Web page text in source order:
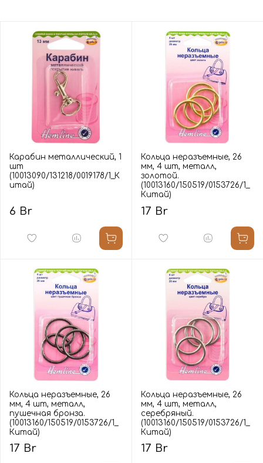
Карабин металлический, 1
шт
(10013090/131218/0019178/1_К
итай)
6 Br
Кольца неразъемные, 26
мм, 4 шт, металл,
золотой.
(10013160/150519/0153726/1_
Китай)
17 Br
Кольца неразъемные, 26
мм, 4 шт, металл,
пушечная бронза.
(10013160/150519/0153726/1_
Китай)
17 Br
Кольца неразъемные, 26
мм, 4 шт, металл,
серебряный.
(10013160/150519/0153726/1_
Китай)
17 Br